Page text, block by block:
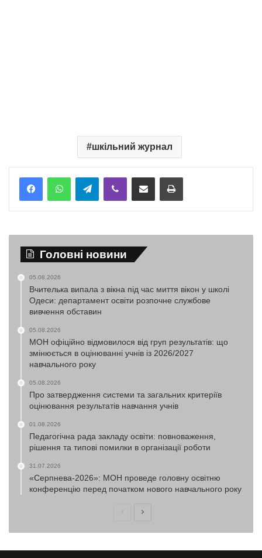
шкільний журнал
TelegramViber Надіслати електронною поштоюНадрукувати
Головні новини
05.08.2026
Вчителька випала з вікна під час миття вікон у школі
Одеси: департамент освіти розпочне службове
вивчення обставин
05.08.2026
МОН офіційно відмовилося від груп результатів: що
змінюється в оцінюванні учнів із 2026/2027
навчального року
05.08.2026
Про затвердження системи та загальних критеріїв
оцінювання результатів навчання учнів
01.08.2026
Педагогічна рада закладу освіти: повноваження,
рішення та типові помилки в організації роботи
31.07.2026
«Серпнева-2026»: МОН проведе головну освітню
конференцію перед початком нового навчального року
ПопередняНаступна